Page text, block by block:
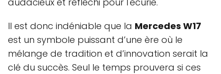
Il est donc indéniable que la Mercedes W17
est un symbole puissant d’une ère où le
mélange de tradition et d’innovation serait la
clé du succès. Seul le temps prouvera si ces